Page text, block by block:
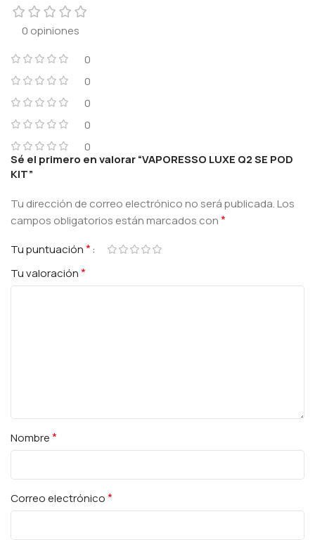
0 opiniones
0
0
0
0
0
Sé el primero en valorar “VAPORESSO LUXE Q2 SE POD
KIT”
Tu dirección de correo electrónico no será publicada.Los
campos obligatorios están marcados con*
Tu puntuación*
Tu valoración*
Nombre*
Correo electrónico*